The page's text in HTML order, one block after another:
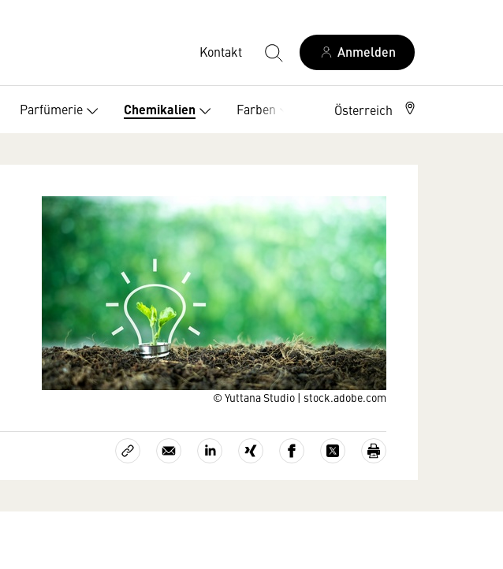
Kontakt Anmelden
Parfümerie Chemikalien Farben Service
Österreich
© Yuttana Studio | stock.adobe.com